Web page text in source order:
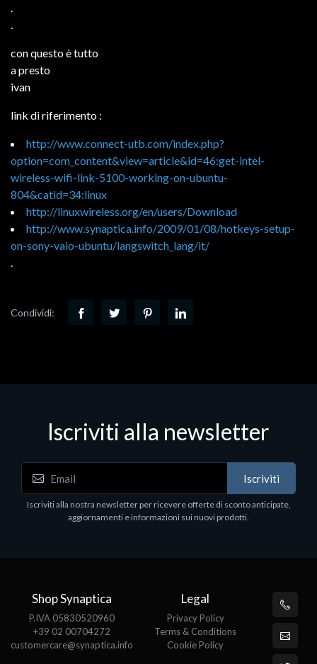
.
.
con questo è tutto
a presto
ivan
link di riferimento :
http://www.connect-utb.com/index.php?
option=com_content&view=article&id=46:get-intel-
wireless-wifi-link-5100-working-on-ubuntu-
804&catid=34:linux
http://linuxwireless.org/en/users/Download
http://www.synaptica.info/2009/01/08/hotkeys-setup-
on-sony-vaio-ubuntu/langswitch_lang/it/
.
Condividi:
Iscriviti alla newsletter
Iscriviti
Iscriviti alla nostra newsletter per ricevere offerte di sconto anticipate,
aggiornamenti e informazioni sui nuovi prodotti.
Shop Synaptica
P.IVA 05830520960
+39 02 00704272
customercare@synaptica.info
Legal
Privacy Policy
Terms & Conditions
Cookie Policy